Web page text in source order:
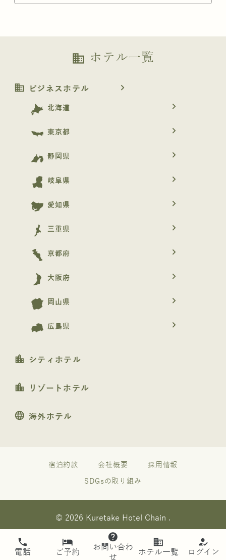
business ホテル一覧
business ビジネスホテル navigate_next
北海道 navigate_next
東京都 navigate_next
静岡県 navigate_next
岐阜県 navigate_next
愛知県 navigate_next
三重県 navigate_next
京都府 navigate_next
大阪府 navigate_next
岡山県 navigate_next
広島県 navigate_next
location_city シティホテル
location_city リゾートホテル
language 海外ホテル
宿泊約款 会社概要 採用情報
SDGsの取り組み
© 2026 Kuretake Hotel Chain .
phone
電話
hotel
ご予約
help
お問い合わ
せ
business
ホテル一覧
how_to_reg
ログイン